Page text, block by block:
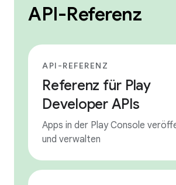
API-Referenz
API-REFERENZ
Referenz für Play
Developer APIs
Apps in der Play Console
und verwalten